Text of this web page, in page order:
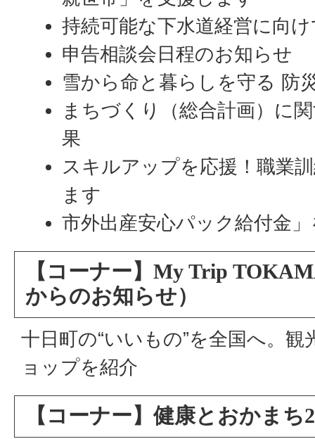
持続可能な下水道経営に向
申告相談会日程のお知らせ
雪から命と暮らしを守る 防
まちづくり（総合計画）に
果
スキルアップを応援！職業
ます
市外出産安心パック給付金
【コーナー】My Trip
からのお知らせ）
十日町の“いいもの”を全国へ。
ョップを紹介
【コーナー】健康とおかまち